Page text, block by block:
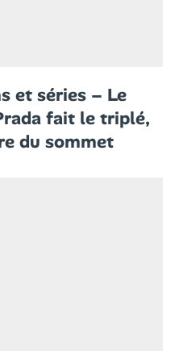
et séries – Le
fait le triplé,
du sommet